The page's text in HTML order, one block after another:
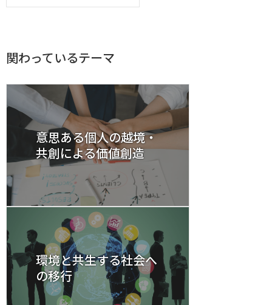
関わっているテーマ
意思ある個人の越境・
共創による価値創造
環境と共生する社会へ
の移行